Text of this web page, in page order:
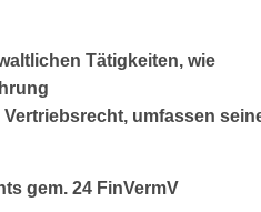
Tätigkeiten, wie
umfassen
gem. 24 FinVermV